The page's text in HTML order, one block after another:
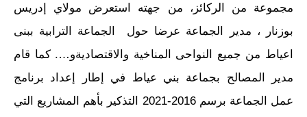
مجموعة من الركائز، من جهته استعرض مولاي إدريس
بوزنار ، مدير الجماعة عرضا حول الجماعة الترابية ببنى
اعياط من جميع النواحى المناخية والاقتصاديةو…. كما قام
مدير المصالح بجماعة بني عياط في إطار إعداد برنامج
عمل الجماعة برسم 2016-2021 التذكير بأهم المشاريع التي